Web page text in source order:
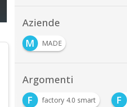
Aziende
M
MADE
Argomenti
F factory 4.0 smart F